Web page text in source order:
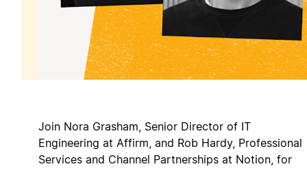
Join Nora Grasham, Senior Director of IT
Engineering at Affirm, and Rob Hardy, Professional
Services and Channel Partnerships at Notion, for